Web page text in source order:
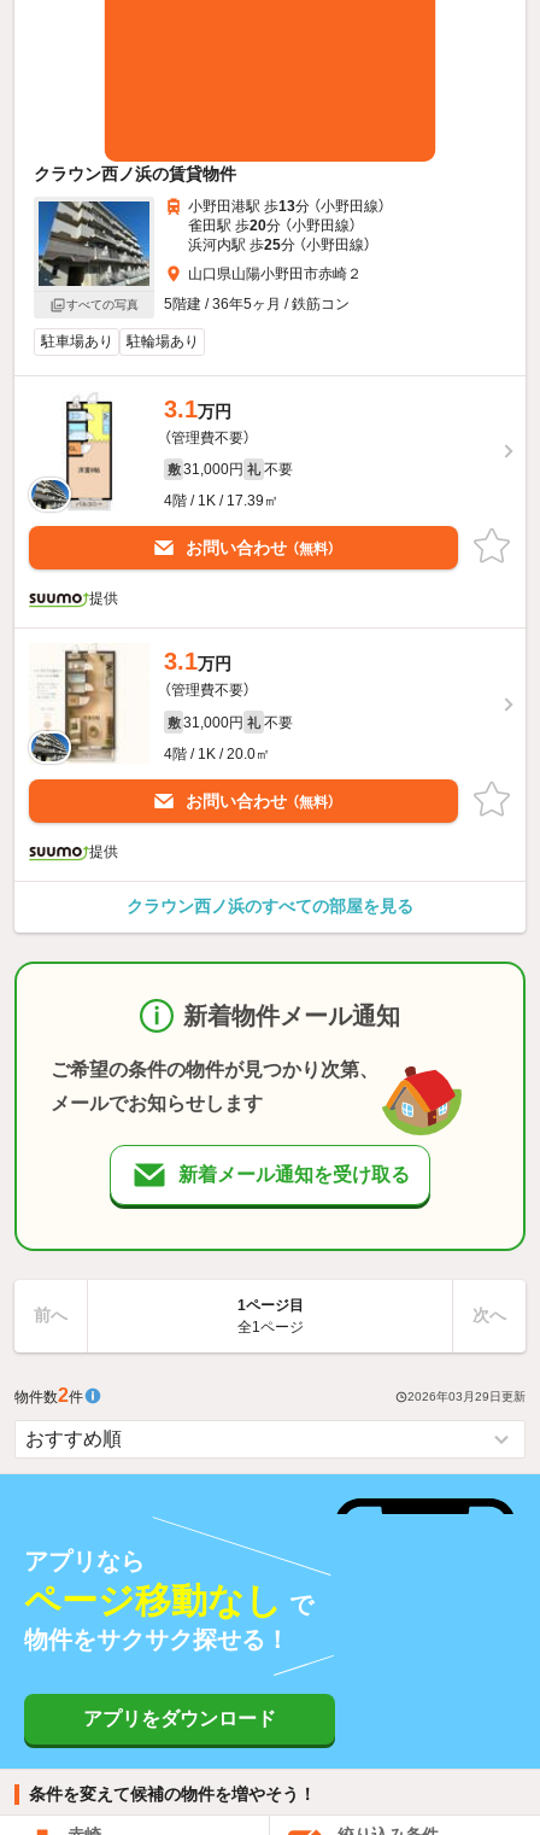
クラウン西ノ浜の賃貸物件
すべての写真
小野田港駅 歩13分 （小野田線）
雀田駅 歩20分 （小野田線）
浜河内駅 歩25分 （小野田線）
山口県山陽小野田市赤崎２
5階建 / 36年5ヶ月 / 鉄筋コン
駐車場あり 駐輪場あり
3.1万円
（管理費不要）
敷 31,000円 礼 不要
4階 / 1K / 17.39㎡
お問い合わせ （無料）
提供
3.1万円
（管理費不要）
敷 31,000円 礼 不要
4階 / 1K / 20.0㎡
お問い合わせ （無料）
提供
クラウン西ノ浜のすべての部屋を見る
新着物件メール通知
ご希望の条件の物件が見つかり次第、
メールでお知らせします
新着メール通知を受け取る
前へ
1ページ目
全1ページ
次へ
物件数2件 2026年03月29日更新
アプリなら
ページ移動なし で
物件をサクサク探せる！
アプリをダウンロード
条件を変えて候補の物件を増やそう！